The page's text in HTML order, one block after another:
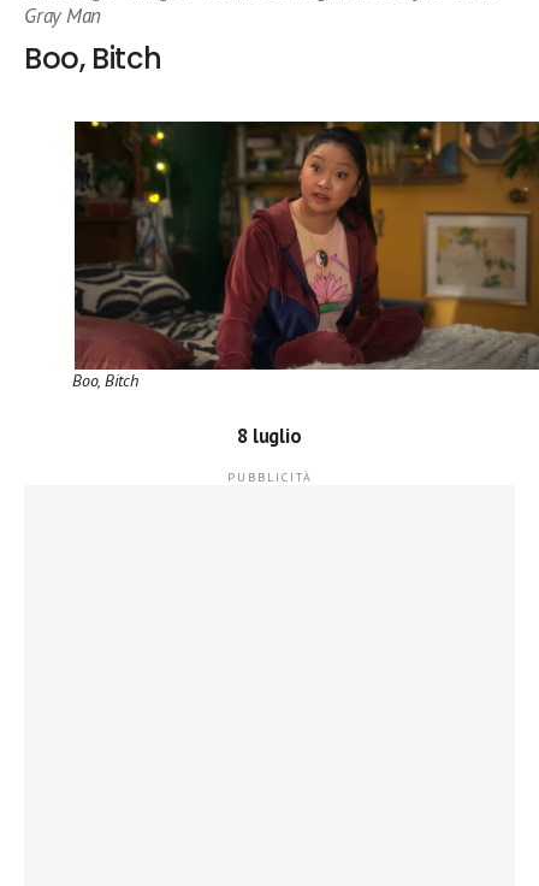
Gray Man
Boo, Bitch
Boo, Bitch
8 luglio